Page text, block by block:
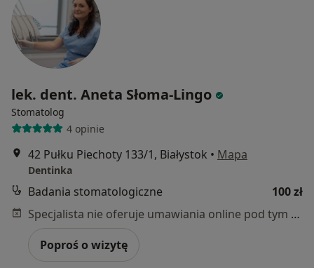
lek. dent. Aneta Słoma-Lingo
Stomatolog
4 opinie
42 Pułku Piechoty 133/1, Białystok • Mapa
Dentinka
Badania stomatologiczne
100 zł
Specjalista nie oferuje umawiania online pod tym adresem.
Poproś o wizytę